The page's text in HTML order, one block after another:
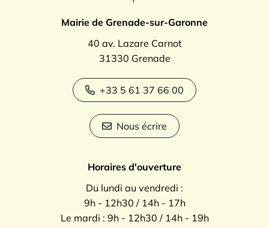
Mairie de Grenade-sur-Garonne
40 av. Lazare Carnot
31330 Grenade
+33 5 61 37 66 00
Nous écrire
Horaires d'ouverture
Du lundi au vendredi :
9h - 12h30 / 14h - 17h
Le mardi : 9h - 12h30 / 14h - 19h